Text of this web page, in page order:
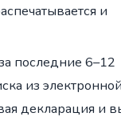
и
последние 6–12
из электронной
декларация и